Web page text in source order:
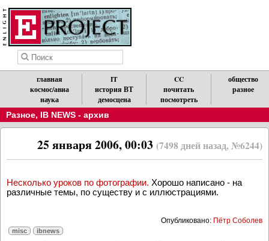
главная
космос/авиа
наука
IT
история ВТ
демосцена
CC
почитать
посмотреть
общество
разное
Разное, IB NEWS - архив
25 января 2006, 00:03 (7498 дней назад, №6244)
Несколько уроков по фотографии. Хорошо написано - на
различные темы, по существу и с иллюстрациями.
Опубликовано: Пётр Соболев
misc ibnews